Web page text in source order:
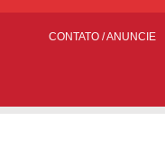
CONTATO /ANUNCIE